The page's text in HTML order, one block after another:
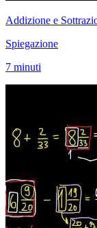
Addizione e
Spiegazione
7 minuti